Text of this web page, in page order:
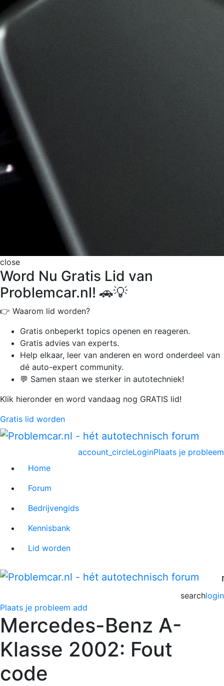
close
Word Nu Gratis Lid van
Problemcar.nl! 🚗💡
👉 Waarom lid worden?
Gratis onbeperkt topics openen en reageren.
Gratis advies van experts.
Help elkaar, leer van anderen en word onderdeel van
dé auto-expert community.
💬 Samen staan we sterker in autotechniek!
Klik hieronder en word vandaag nog GRATIS lid!
Gratis lid worden
Plaats je probleem
account_circleLogin
Home
Forum
Bedrijvengids
Kennisbank
Lid worden
login
search
Plaats je probleem add
Mercedes-Benz A-
Klasse 2002: Fout
code